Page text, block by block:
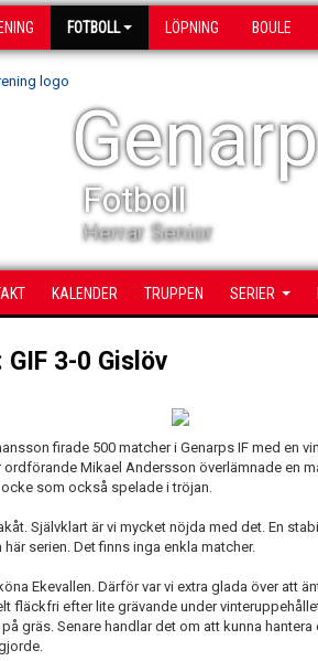
FOTBOLL LÖPNING BOULE
Fotboll
Herrar Senior
KALENDER TRUPPEN SERIER
3-0 Gislöv
firade 500 matcher i Genarps IF med en
ordförande Mikael Andersson överlämnade en
som också spelade i tröjan.
Självklart är vi mycket nöjda med det. En
serien. Det finns inga enkla matcher.
Ekevallen. Därför var vi extra glada över att
fläckfri efter lite grävande under
gräs. Senare handlar det om att kunna